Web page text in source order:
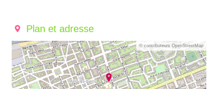
Plan et adresse
© contributeurs OpenStreetMap